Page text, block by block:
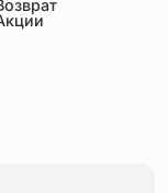
!
смотрится !
! Очень
Вам